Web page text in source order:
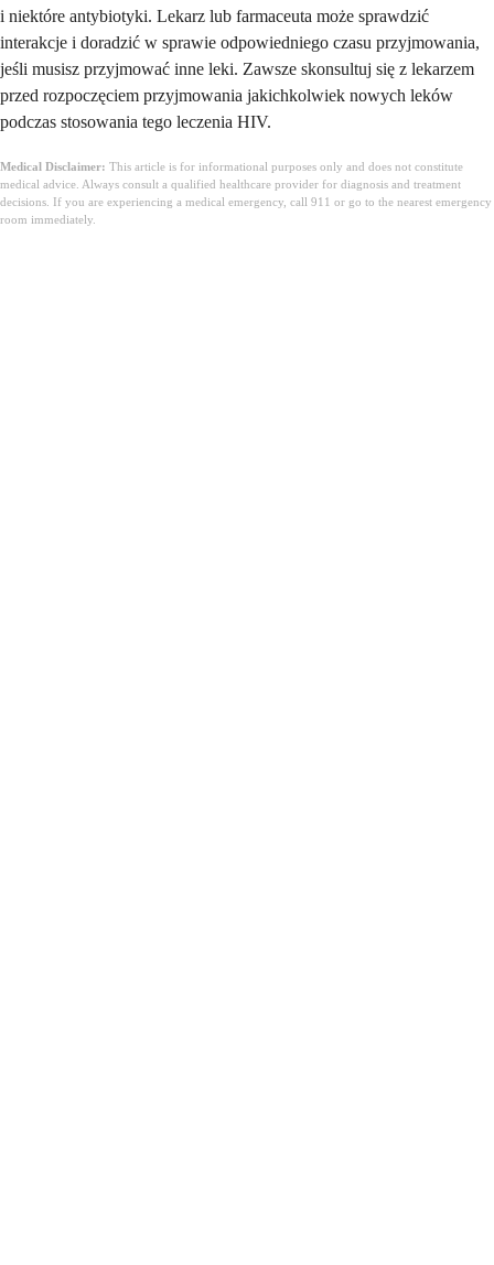
i niektóre antybiotyki. Lekarz lub farmaceuta może sprawdzić
interakcje i doradzić w sprawie odpowiedniego czasu przyjmowania,
jeśli musisz przyjmować inne leki. Zawsze skonsultuj się z lekarzem
przed rozpoczęciem przyjmowania jakichkolwiek nowych leków
podczas stosowania tego leczenia HIV.
Medical Disclaimer: This article is for informational purposes only and does not constitute
medical advice. Always consult a qualified healthcare provider for diagnosis and treatment
decisions. If you are experiencing a medical emergency, call 911 or go to the nearest emergency
room immediately.